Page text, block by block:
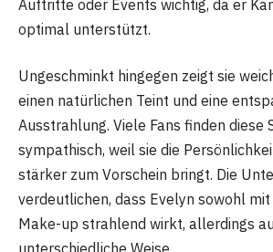
Auftritte oder Events wichtig, da er
optimal unterstützt.
Ungeschminkt hingegen zeigt sie
einen natürlichen Teint und eine
Ausstrahlung. Viele Fans finden diese
sympathisch, weil sie die
stärker zum Vorschein bringt. Die
verdeutlichen, dass Evelyn sowohl
Make-up strahlend wirkt, allerdings